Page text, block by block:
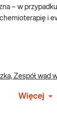
– w
i
Zespół wad
Więcej